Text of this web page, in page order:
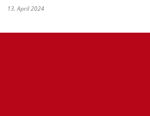
13. April 2024